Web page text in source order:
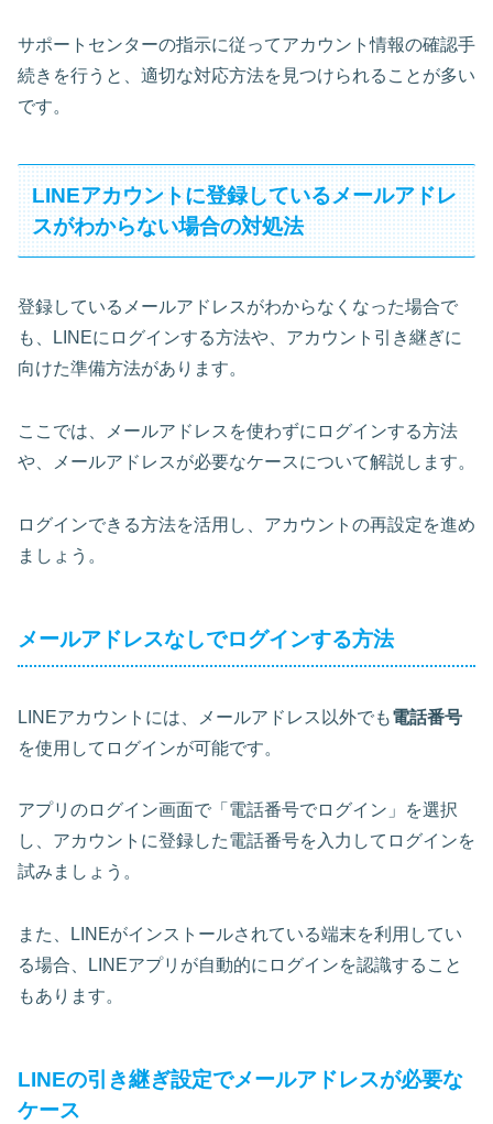
サポートセンターの指示に従ってアカウント情報の確認手
続きを行うと、適切な対応方法を見つけられることが多い
です。
LINEアカウントに登録しているメールアドレ
スがわからない場合の対処法
登録しているメールアドレスがわからなくなった場合で
も、LINEにログインする方法や、アカウント引き継ぎに
向けた準備方法があります。
ここでは、メールアドレスを使わずにログインする方法
や、メールアドレスが必要なケースについて解説します。
ログインできる方法を活用し、アカウントの再設定を進め
ましょう。
メールアドレスなしでログインする方法
LINEアカウントには、メールアドレス以外でも電話番号
を使用してログインが可能です。
アプリのログイン画面で「電話番号でログイン」を選択
し、アカウントに登録した電話番号を入力してログインを
試みましょう。
また、LINEがインストールされている端末を利用してい
る場合、LINEアプリが自動的にログインを認識すること
もあります。
LINEの引き継ぎ設定でメールアドレスが必要な
ケース